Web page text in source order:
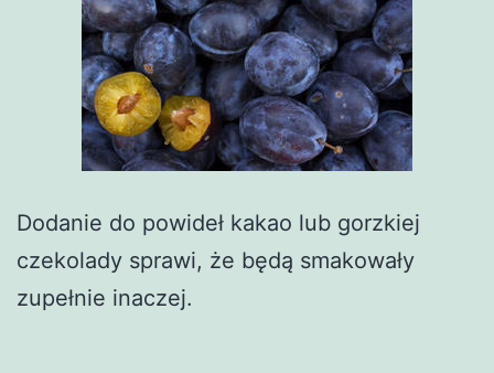
Dodanie do powideł kakao lub gorzkiej
czekolady sprawi, że będą smakowały
zupełnie inaczej.